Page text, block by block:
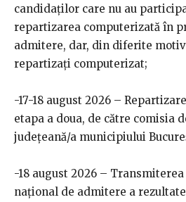
candidaților care nu au
repartizarea computerizată în
admitere, dar, din diferite
repartizați computerizat;
-17-18 august 2026 –
etapa a doua, de către comisia
județeană/a municipiului
-18 august 2026 –
național de admitere a